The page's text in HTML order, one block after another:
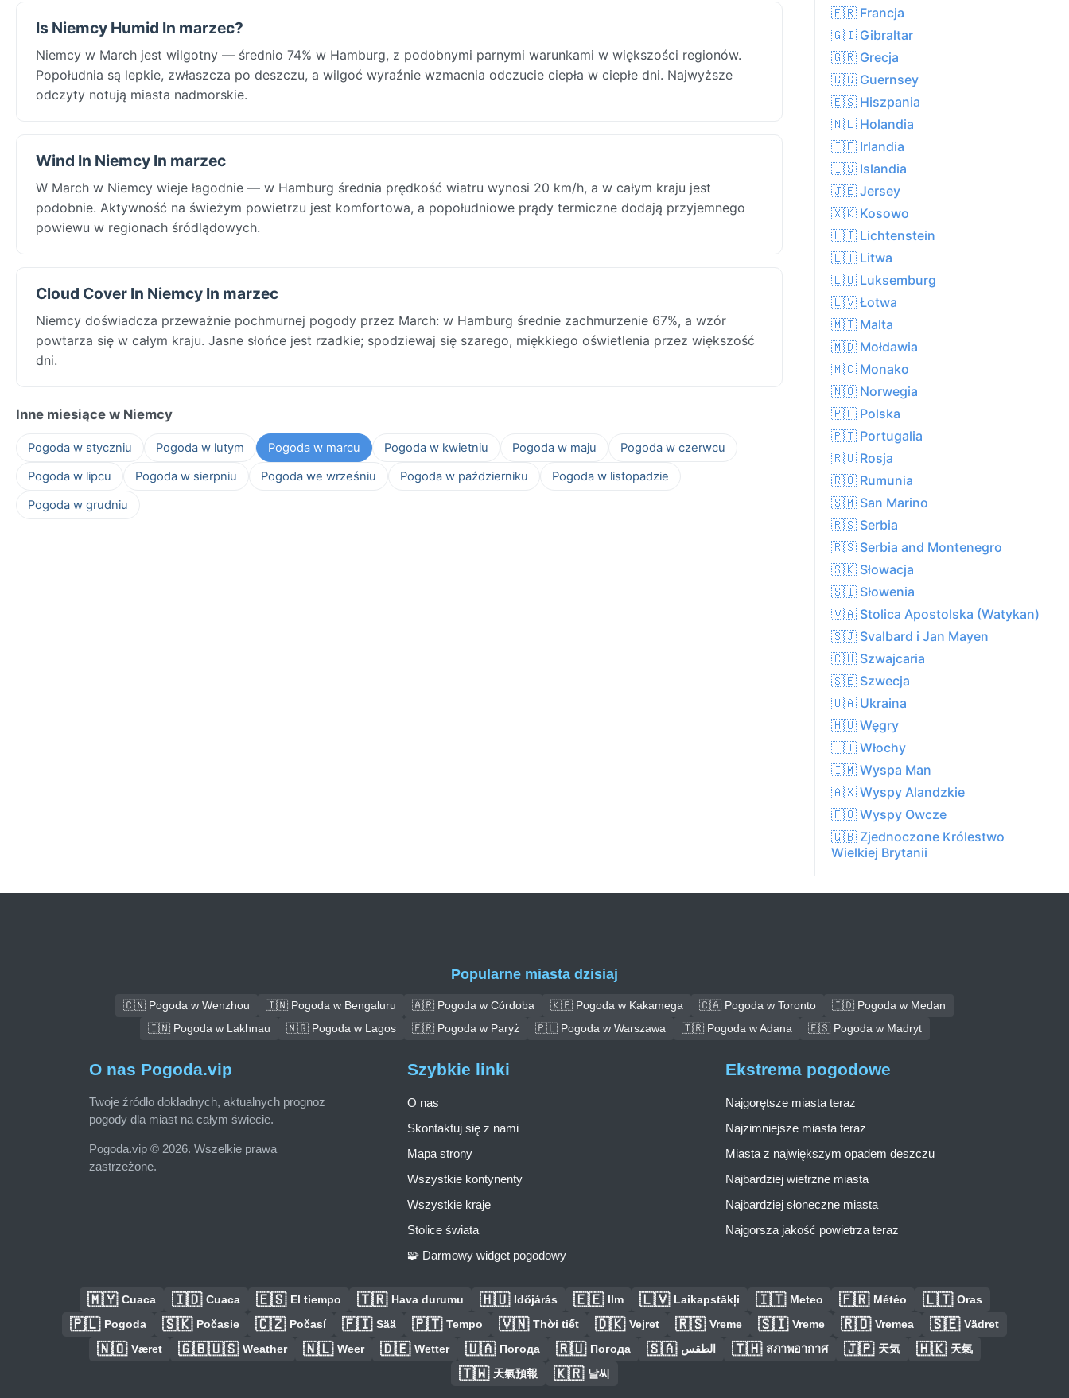
Is Niemcy Humid In marzec?
Niemcy w March jest wilgotny — średnio 74% w Hamburg, z podobnymi parnymi warunkami w większości regionów.
Popołudnia są lepkie, zwłaszcza po deszczu, a wilgoć wyraźnie wzmacnia odczucie ciepła w ciepłe dni. Najwyższe
odczyty notują miasta nadmorskie.
Wind In Niemcy In marzec
W March w Niemcy wieje łagodnie — w Hamburg średnia prędkość wiatru wynosi 20 km/h, a w całym kraju jest
podobnie. Aktywność na świeżym powietrzu jest komfortowa, a popołudniowe prądy termiczne dodają przyjemnego
powiewu w regionach śródlądowych.
Cloud Cover In Niemcy In marzec
Niemcy doświadcza przeważnie pochmurnej pogody przez March: w Hamburg średnie zachmurzenie 67%, a wzór
powtarza się w całym kraju. Jasne słońce jest rzadkie; spodziewaj się szarego, miękkiego oświetlenia przez większość
dni.
Inne miesiące w Niemcy
Pogoda w styczniu Pogoda w lutym Pogoda w marcu Pogoda w kwietniu Pogoda w maju
Pogoda w czerwcu
Pogoda w lipcu
Pogoda w sierpniu Pogoda we wrześniu Pogoda w październiku
Pogoda w listopadzie
Pogoda w grudniu
🇫🇷 Francja
🇬🇮 Gibraltar
🇬🇷 Grecja
🇬🇬 Guernsey
🇪🇸 Hiszpania
🇳🇱 Holandia
🇮🇪 Irlandia
🇮🇸 Islandia
🇯🇪 Jersey
🇽🇰 Kosowo
🇱🇮 Lichtenstein
🇱🇹 Litwa
🇱🇺 Luksemburg
🇱🇻 Łotwa
🇲🇹 Malta
🇲🇩 Mołdawia
🇲🇨 Monako
🇳🇴 Norwegia
🇵🇱 Polska
🇵🇹 Portugalia
🇷🇺 Rosja
🇷🇴 Rumunia
🇸🇲 San Marino
🇷🇸 Serbia
🇷🇸 Serbia and Montenegro
🇸🇰 Słowacja
🇸🇮 Słowenia
🇻🇦 Stolica Apostolska (Watykan)
🇸🇯 Svalbard i Jan Mayen
🇨🇭 Szwajcaria
🇸🇪 Szwecja
🇺🇦 Ukraina
🇭🇺 Węgry
🇮🇹 Włochy
🇮🇲 Wyspa Man
🇦🇽 Wyspy Alandzkie
🇫🇴 Wyspy Owcze
🇬🇧 Zjednoczone Królestwo
Wielkiej Brytanii
Popularne miasta dzisiaj
🇨🇳 Pogoda w Wenzhou 🇮🇳 Pogoda w Bengaluru 🇦🇷 Pogoda w Córdoba 🇰🇪 Pogoda w Kakamega 🇨🇦 Pogoda w Toronto
🇮🇩 Pogoda w Medan
🇮🇳 Pogoda w Lakhnau
🇳🇬 Pogoda w Lagos 🇫🇷 Pogoda w Paryż 🇵🇱 Pogoda w Warszawa 🇹🇷 Pogoda w Adana 🇪🇸 Pogoda w Madryt
O nas Pogoda.vip
Twoje źródło dokładnych, aktualnych prognoz
pogody dla miast na całym świecie.
Pogoda.vip © 2026. Wszelkie prawa
zastrzeżone.
Szybkie linki
O nas
Skontaktuj się z nami
Mapa strony
Wszystkie kontynenty
Wszystkie kraje
Stolice świata
🧩 Darmowy widget pogodowy
Ekstrema pogodowe
Najgorętsze miasta teraz
Najzimniejsze miasta teraz
Miasta z największym opadem deszczu
Najbardziej wietrzne miasta
Najbardziej słoneczne miasta
Najgorsza jakość powietrza teraz
🇲🇾 Cuaca 🇮🇩 Cuaca 🇪🇸 El tiempo 🇹🇷 Hava durumu 🇭🇺 Időjárás 🇪🇪 Ilm 🇱🇻 Laikapstākļi 🇮🇹 Meteo 🇫🇷 Météo 🇱🇹 Oras
🇵🇱 Pogoda 🇸🇰 Počasie 🇨🇿 Počasí 🇫🇮 Sää 🇵🇹 Tempo 🇻🇳 Thời tiết 🇩🇰 Vejret 🇷🇸 Vreme 🇸🇮 Vreme 🇷🇴 Vremea 🇸🇪 Vädret
🇳🇴 Været 🇬🇧🇺🇸 Weather 🇳🇱 Weer 🇩🇪 Wetter 🇺🇦 Погода 🇷🇺 Погода 🇸🇦 الطقس 🇹🇭 สภาพอากาศ 🇯🇵 天気 🇭🇰 天氣
🇹🇼 天氣預報 🇰🇷 날씨